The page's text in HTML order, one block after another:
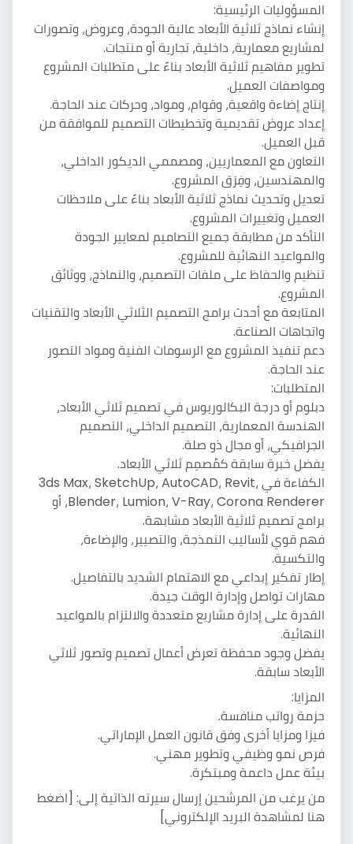
المسؤوليات الرئيسية:
إنشاء نماذج ثلاثية الأبعاد عالية الجودة، وعروض، وتصورات
لمشاريع معمارية، داخلية، تجارية أو منتجات.
تطوير مفاهيم ثلاثية الأبعاد بناءً على متطلبات المشروع
ومواصفات العميل.
إنتاج إضاءة واقعية، وقوام، ومواد، وحركات عند الحاجة.
إعداد عروض تقديمية وتخطيطات التصميم للموافقة من
قبل العميل.
التعاون مع المعماريين، ومصممي الديكور الداخلي،
والمهندسين، وفِرَق المشروع.
تعديل وتحديث نماذج ثلاثية الأبعاد بناءً على ملاحظات
العميل وتغييرات المشروع.
التأكد من مطابقة جميع التصاميم لمعايير الجودة
والمواعيد النهائية للمشروع.
تنظيم والحفاظ على ملفات التصميم، والنماذج، ووثائق
المشروع.
المتابعة مع أحدث برامج التصميم الثلاثي الأبعاد والتقنيات
واتجاهات الصناعة.
دعم تنفيذ المشروع مع الرسومات الفنية ومواد التصور
عند الحاجة.
المتطلبات:
دبلوم أو درجة البكالوريوس في تصميم ثلاثي الأبعاد،
الهندسة المعمارية، التصميم الداخلي، التصميم
الجرافيكي، أو مجال ذو صلة.
يفضل خبرة سابقة كمُصمِم ثلاثي الأبعاد.
الكفاءة في 3ds Max، SketchUp، AutoCAD، Revit،
Blender، Lumion، V-Ray، Corona Renderer، أو
برامج تصميم ثلاثية الأبعاد مشابهة.
فهم قوي لأساليب النمذجة، والتصيير، والإضاءة،
والتكسية.
إطار تفكير إبداعي مع الاهتمام الشديد بالتفاصيل.
مهارات تواصل وإدارة الوقت جيدة.
القدرة على إدارة مشاريع متعددة والالتزام بالمواعيد
النهائية.
يفضل وجود محفظة تعرض أعمال تصميم وتصور ثلاثي
الأبعاد سابقة.
المزايا:
حزمة رواتب منافسة.
فيزا ومزايا أخرى وفق قانون العمل الإماراتي.
فرص نمو وظيفي وتطوير مهني.
بيئة عمل داعمة ومبتكرة.
من يرغب من المرشحين إرسال سيرته الذاتية إلى: [اضغط
هنا لمشاهدة البريد اﻹلكتروني]